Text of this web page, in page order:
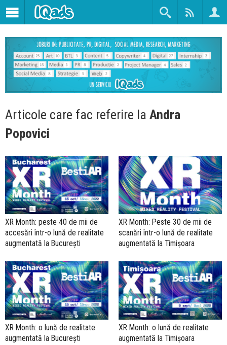
Articole care fac referire la Andra
Popovici
XR Month: peste 40 de mii de
accesări într-o lună de realitate
augmentată la București
XR Month: Peste 30 de mii de
scanări într-o lună de realitate
augmentată la Timișoara
XR Month: o lună de realitate
augmentată la București
XR Month: o lună de realitate
augmentată la Timișoara